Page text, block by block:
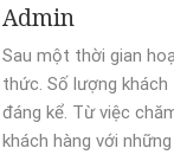
Admin
Sau một thời gian
thức. Số lượng
đáng kể. Từ việc
khách hàng với